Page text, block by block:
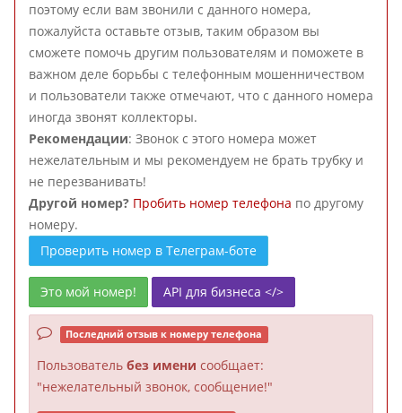
поэтому если вам звонили с данного номера,
пожалуйста оставьте отзыв, таким образом вы
сможете помочь другим пользователям и поможете в
важном деле борьбы с телефонным мошенничеством
и пользователи также отмечают, что с данного номера
иногда звонят коллекторы.
Рекомендации: Звонок с этого номера может
нежелательным и мы рекомендуем не брать трубку и
не перезванивать!
Другой номер? Пробить номер телефона по другому
номеру.
Проверить номер в Телеграм-боте
Это мой номер! API для бизнеса </>
Последний отзыв к номеру телефона
Пользователь без имени сообщает:
"нежелательный звонок, сообщение!"